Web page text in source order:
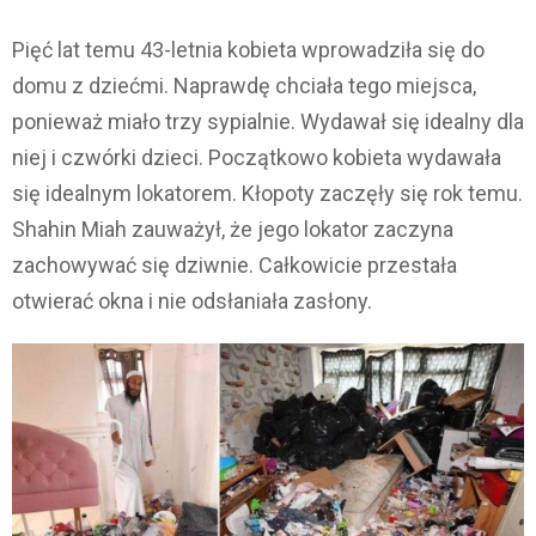
Pięć lat temu 43-letnia kobieta wprowadziła się do
domu z dziećmi. Naprawdę chciała tego miejsca,
ponieważ miało trzy sypialnie. Wydawał się idealny dla
niej i czwórki dzieci. Początkowo kobieta wydawała
się idealnym lokatorem. Kłopoty zaczęły się rok temu.
Shahin Miah zauważył, że jego lokator zaczyna
zachowywać się dziwnie. Całkowicie przestała
otwierać okna i nie odsłaniała zasłony.